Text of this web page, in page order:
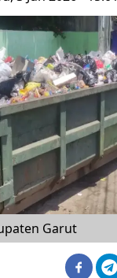
Garut